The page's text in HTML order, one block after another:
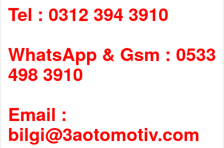
Tel : 0312 394 3910
WhatsApp & Gsm : 0533
498 3910
Email :
bilgi@3aotomotiv.com